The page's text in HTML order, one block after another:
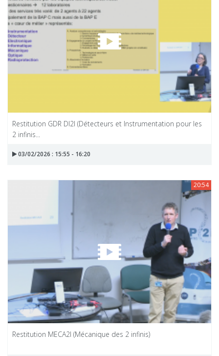
Restitution GDR DI2I (Détecteurs et Instrumentation pour les
2 infinis...
03/02/2026 : 15:55 - 16:20
20:54
Restitution MECA2I (Mécanique des 2 infinis)